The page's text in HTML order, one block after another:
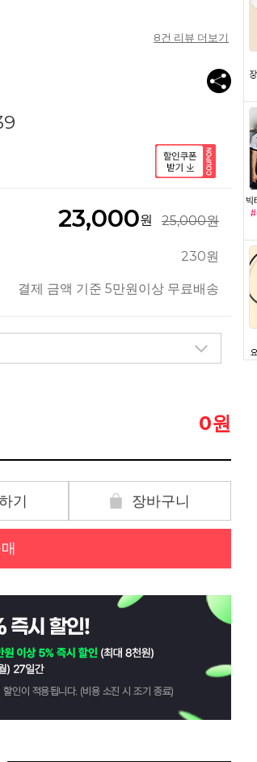
8건 리뷰 더보기
23,000원 25,000원
230원
결제 금액 기준 5만원이상 무료배송
0원
기 장바구니